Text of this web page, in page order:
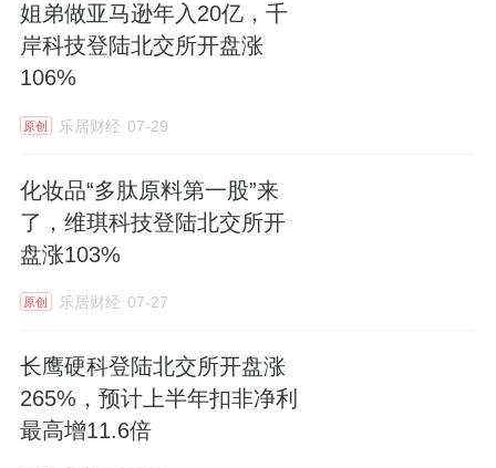
生产布局与工艺，提高产品质量稳定性，满足
工业车辆、工程机械、移动机器人等多场景持
与交付能力。研发中心项目则聚焦中高压电机
驱动控制系统、工业车辆无人驾驶、机器人核
心零部件等前沿领域，进一步吸引高端人才，
完善研发基础设施，持续强化技术创新能力，
术、研发三维度核心竞争力全面跃升。未来，
公司将继续坚守 “使操作更轻松、更安全、更
姐弟做亚马逊年入20亿，千
岸科技登陆北交所开盘涨
106%
原创 乐居财经 07-29
化妆品“多肽原料第一股”来
了，维琪科技登陆北交所开
盘涨103%
原创 乐居财经 07-27
长鹰硬科登陆北交所开盘涨
265%，预计上半年扣非净利
最高增11.6倍